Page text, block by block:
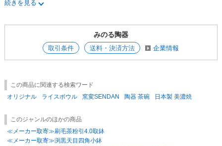
※釉だれ（器にかけた釉薬の流れた跡が残ること）や色むらがある場合が
続きを見る
みのる陶器
取引条件 送料・決済方法 企業情報
この商品に関連する検索ワード
オリジナル
ライスボウル 窯変SENDAN 陶器 茶碗 日本製 美濃焼
このジャンルのほかの商品
≪メーカー取寄≫刷毛茶粉引4.0取鉢
≪メーカー取寄≫渕黒天目四角小鉢